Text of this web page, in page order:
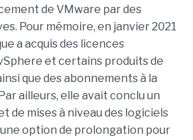
de VMware par des
Pour mémoire, en janvier 2021
a acquis des licences
et certains produits de
que des abonnements à la
ailleurs, elle avait conclu un
de mises à niveau des logiciels
une option de prolongation pour